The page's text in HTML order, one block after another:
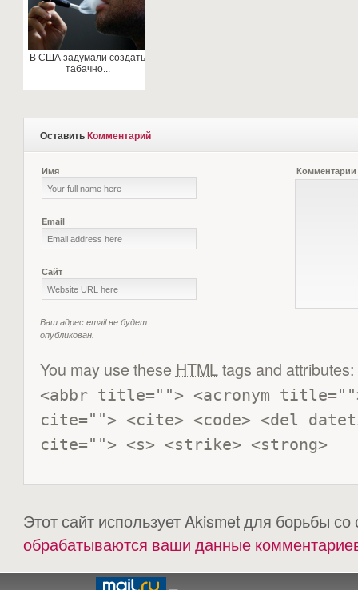
В США задумали создать
табачно...
ОставитьКомментарий
Имя
Email
Сайт
Ваш адрес email не будет
опубликован.
Комментарии
You may use these HTMLtags and attributes:
<abbr title=""> <acronym
cite=""> <cite> <code> <del
cite=""> <s> <strike> <strong>
Этот сайт использует Akismet для борьбы
обрабатываются ваши данные